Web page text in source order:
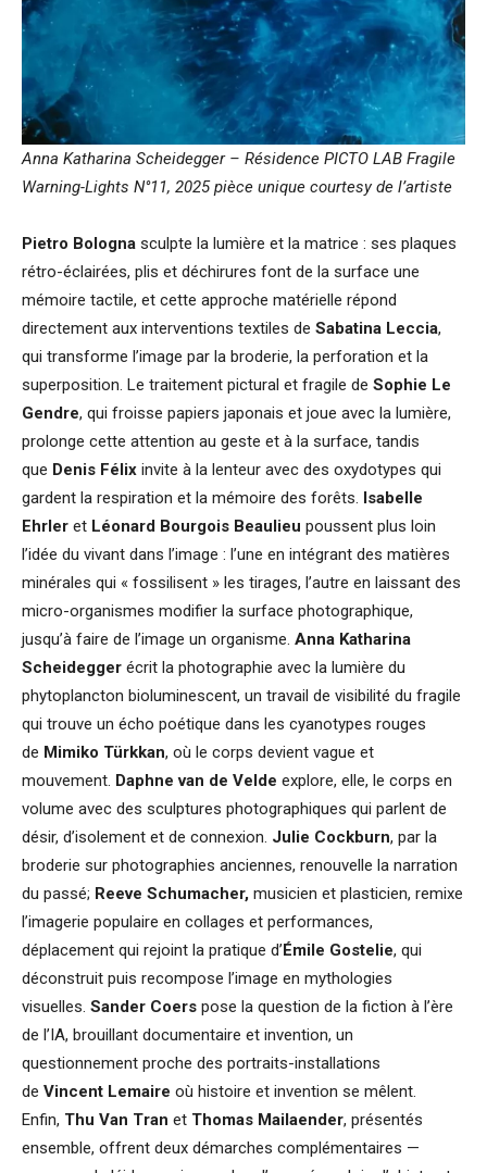
Anna Katharina Scheidegger – Résidence PICTO LAB Fragile
Warning-Lights N°11, 2025 pièce unique courtesy de l’artiste
Pietro Bologna sculpte la lumière et la matrice : ses plaques
rétro-éclairées, plis et déchirures font de la surface une
mémoire tactile, et cette approche matérielle répond
directement aux interventions textiles de Sabatina Leccia,
qui transforme l’image par la broderie, la perforation et la
superposition. Le traitement pictural et fragile de Sophie Le
Gendre, qui froisse papiers japonais et joue avec la lumière,
prolonge cette attention au geste et à la surface, tandis
que Denis Félix invite à la lenteur avec des oxydotypes qui
gardent la respiration et la mémoire des forêts. Isabelle
Ehrler et Léonard Bourgois Beaulieu poussent plus loin
l’idée du vivant dans l’image : l’une en intégrant des matières
minérales qui « fossilisent » les tirages, l’autre en laissant des
micro-organismes modifier la surface photographique,
jusqu’à faire de l’image un organisme. Anna Katharina
Scheidegger écrit la photographie avec la lumière du
phytoplancton bioluminescent, un travail de visibilité du fragile
qui trouve un écho poétique dans les cyanotypes rouges
de Mimiko Türkkan, où le corps devient vague et
mouvement. Daphne van de Velde explore, elle, le corps en
volume avec des sculptures photographiques qui parlent de
désir, d’isolement et de connexion. Julie Cockburn, par la
broderie sur photographies anciennes, renouvelle la narration
du passé; Reeve Schumacher, musicien et plasticien, remixe
l’imagerie populaire en collages et performances,
déplacement qui rejoint la pratique d’Émile Gostelie, qui
déconstruit puis recompose l’image en mythologies
visuelles. Sander Coers pose la question de la fiction à l’ère
de l’IA, brouillant documentaire et invention, un
questionnement proche des portraits-installations
de Vincent Lemaire où histoire et invention se mêlent.
Enfin, Thu Van Tran et Thomas Mailaender, présentés
ensemble, offrent deux démarches complémentaires —